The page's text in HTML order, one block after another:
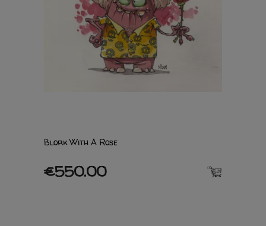
Blork With A Rose
€550.00